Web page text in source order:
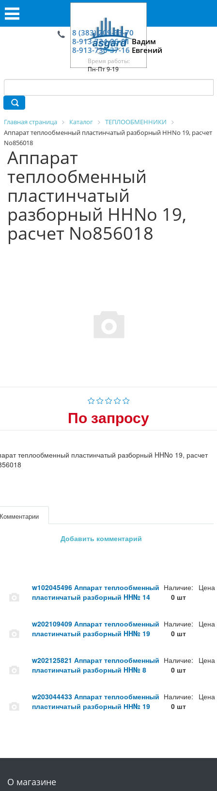
8 (383) 209-33-70
8-913-724-06-01Вадим
8-913-730-37-16 Евгений
Время работы:
Пн-Пт 9-19
Главная страница Каталог
ТЕПЛООБМЕННИКИ
Аппарат теплообменный пластинчатый разборный HHNo 19, расчет
No856018
Аппарат
теплообменный
пластинчатый
разборный HHNo 19,
расчет No856018
По запросу
теплообменный пластинчатый разборный HHNo 19, расчет
Добавить комментарий
w102045496 Аппарат теплообменный
пластинчатый разборный HH№ 14
Наличие:
0 шт
Цена
w202109409 Аппарат теплообменный
пластинчатый разборный HH№ 19
Наличие:
0 шт
Цена
w202125821 Аппарат теплообменный
пластинчатый разборный HH№ 8
Наличие:
0 шт
Цена
w203044433 Аппарат теплообменный
пластинчатый разборный НН№ 19
Наличие:
0 шт
Цена
О магазине